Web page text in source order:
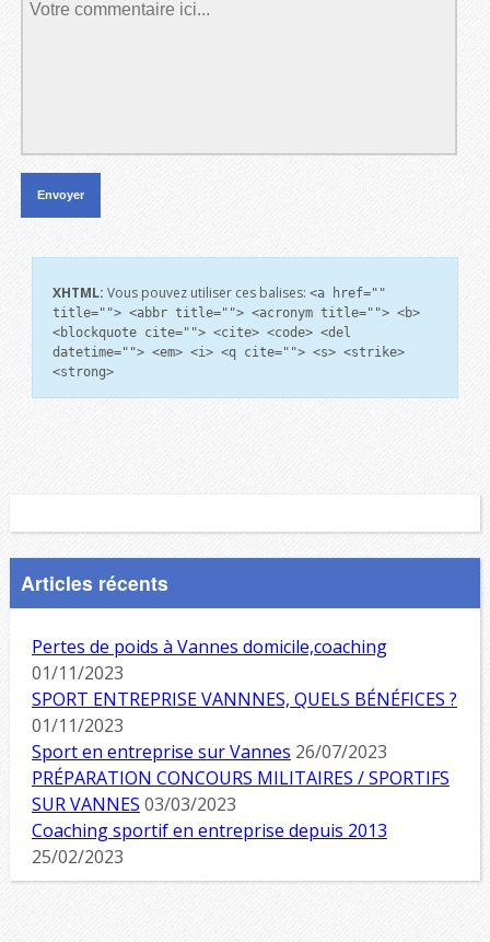
XHTML: Vous pouvez utiliser ces balises: <a href=""
title=""> <abbr title=""> <acronym title=""> <b>
<blockquote cite=""> <cite> <code> <del
datetime=""> <em> <i> <q cite=""> <s> <strike>
<strong>
Articles récents
Pertes de poids à Vannes domicile,coaching
01/11/2023
SPORT ENTREPRISE VANNNES, QUELS BÉNÉFICES ?
01/11/2023
Sport en entreprise sur Vannes 26/07/2023
PRÉPARATION CONCOURS MILITAIRES / SPORTIFS
SUR VANNES 03/03/2023
Coaching sportif en entreprise depuis 2013
25/02/2023